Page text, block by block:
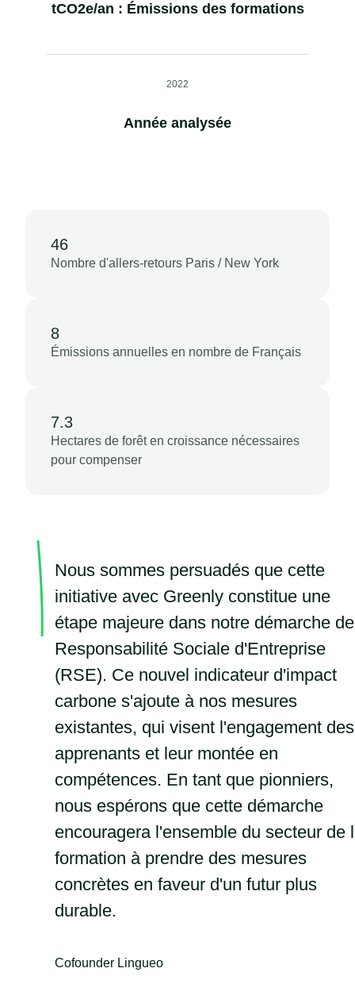
tCO2e/an : Émissions des formations
2022
Année analysée
46
Nombre d'allers-retours Paris / New York
8
Émissions annuelles en nombre de Français
7.3
Hectares de forêt en croissance nécessaires
pour compenser
Nous sommes persuadés que cette
initiative avec Greenly constitue une
étape majeure dans notre démarche de
Responsabilité Sociale d'Entreprise
(RSE). Ce nouvel indicateur d'impact
carbone s'ajoute à nos mesures
existantes, qui visent l'engagement des
apprenants et leur montée en
compétences. En tant que pionniers,
nous espérons que cette démarche
encouragera l'ensemble du secteur de
formation à prendre des mesures
concrètes en faveur d'un futur plus
durable.
Cofounder Lingueo